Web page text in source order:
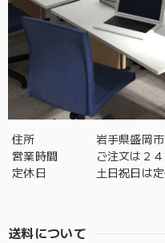
住所
岩手県盛岡
営業時間
ご注文は２
定休日
土日祝日は
送料について